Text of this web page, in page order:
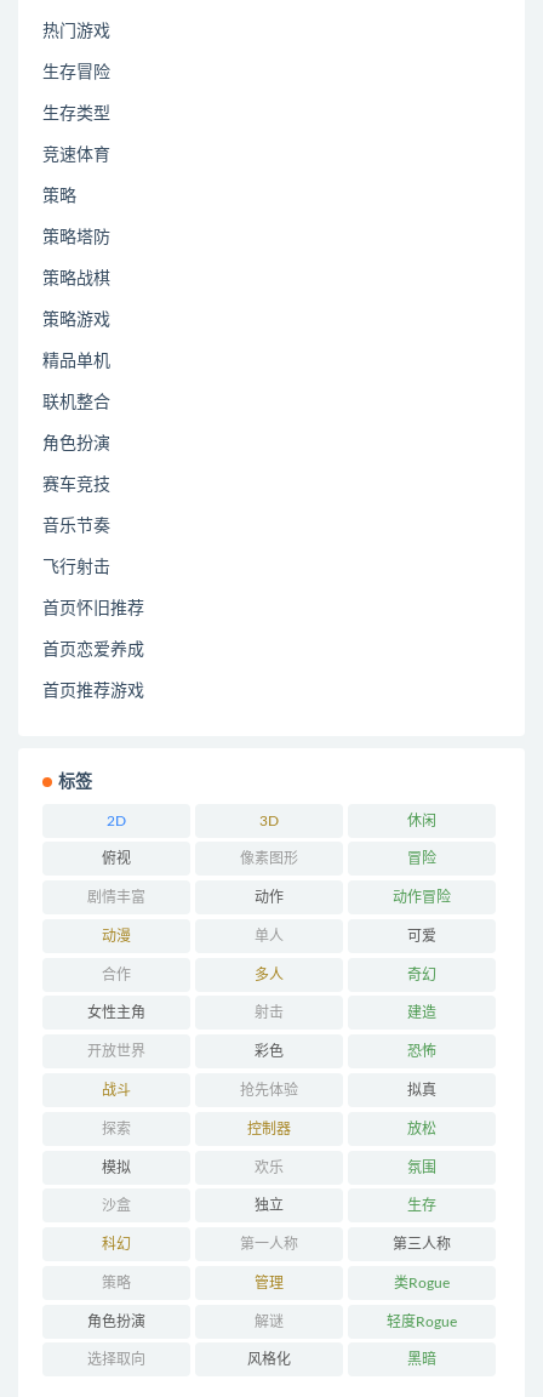
热门游戏
生存冒险
生存类型
竞速体育
策略
策略塔防
策略战棋
策略游戏
精品单机
联机整合
角色扮演
赛车竞技
音乐节奏
飞行射击
首页怀旧推荐
首页恋爱养成
首页推荐游戏
标签
2D 3D 休闲
俯视 像素图形 冒险
剧情丰富 动作 动作冒险
动漫 单人 可爱
合作 多人 奇幻
女性主角 射击 建造
开放世界 彩色 恐怖
战斗 抢先体验 拟真
探索 控制器 放松
模拟 欢乐 氛围
沙盒 独立 生存
科幻 第一人称 第三人称
策略 管理 类Rogue
角色扮演 解谜 轻度Rogue
选择取向 风格化 黑暗